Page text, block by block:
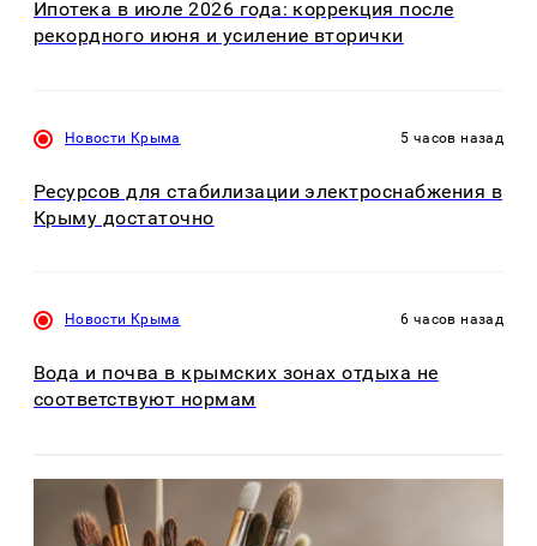
Ипотека в июле 2026 года: коррекция после
рекордного июня и усиление вторички
Новости Крыма 5 часов назад
Ресурсов для стабилизации электроснабжения в
Крыму достаточно
Новости Крыма 6 часов назад
Вода и почва в крымских зонах отдыха не
соответствуют нормам